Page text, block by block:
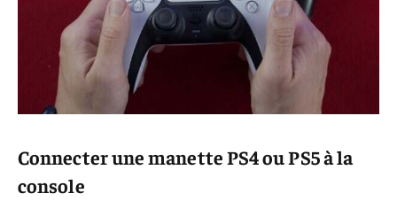
Connecter une manette PS4 ou PS5 à la
console